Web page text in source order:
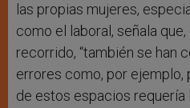
las propias mujeres,
como el laboral, señala
recorrido, “también se han
errores como, por ejemplo,
de estos espacios requería